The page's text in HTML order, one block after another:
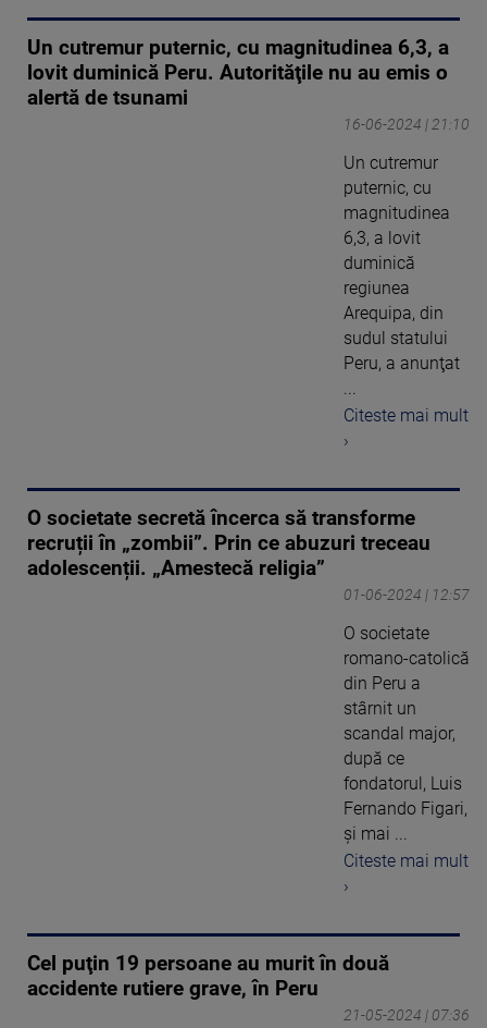
Un cutremur puternic, cu magnitudinea 6,3, a
lovit duminică Peru. Autorităţile nu au emis o
alertă de tsunami
16-06-2024 | 21:10
Un cutremur
puternic, cu
magnitudinea
6,3, a lovit
duminică
regiunea
Arequipa, din
sudul statului
Peru, a anunţat
...
Citeste mai mult
›
O societate secretă încerca să transforme
recruții în „zombii”. Prin ce abuzuri treceau
adolescenții. „Amestecă religia”
01-06-2024 | 12:57
O societate
romano-catolică
din Peru a
stârnit un
scandal major,
după ce
fondatorul, Luis
Fernando Figari,
și mai ...
Citeste mai mult
›
Cel puţin 19 persoane au murit în două
accidente rutiere grave, în Peru
21-05-2024 | 07:36